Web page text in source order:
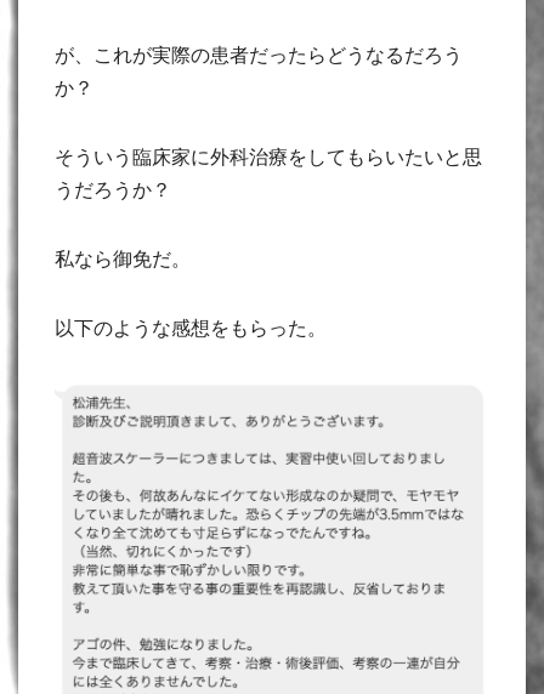
が、これが実際の患者だったらどうなるだろう
か？
そういう臨床家に外科治療をしてもらいたいと思
うだろうか？
私なら御免だ。
以下のような感想をもらった。